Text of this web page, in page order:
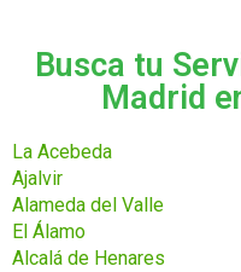
Busca tu
Madrid
La Acebeda
Ajalvir
Alameda del Valle
El Álamo
Alcalá de Henares